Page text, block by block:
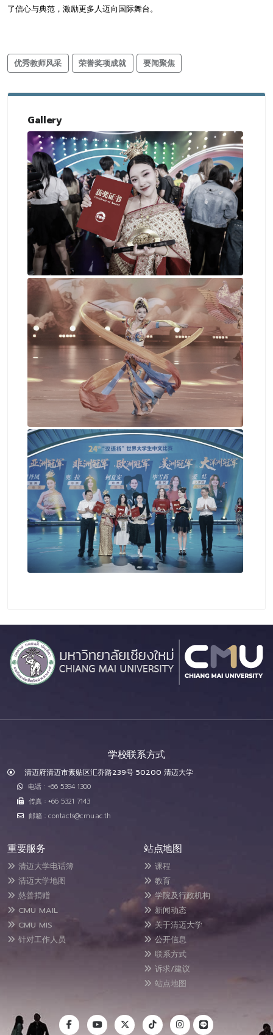
了信心与典范，激励更多人迈向国际舞台。
优秀教师风采 荣誉奖项成就 要闻聚焦
Gallery
学校联系方式
清迈府清迈市素贴区汇乔路239号 50200 清迈大学
电话 : +66 5394 1300
传真 : +66 5321 7143
邮箱 : contacts@cmu.ac.th
重要服务
清迈大学电话簿
清迈大学地图
慈善捐赠
CMU MAIL
CMU MIS
针对工作人员
站点地图
课程
教育
学院及行政机构
新闻动态
关于清迈大学
公开信息
联系方式
诉求/建议
站点地图